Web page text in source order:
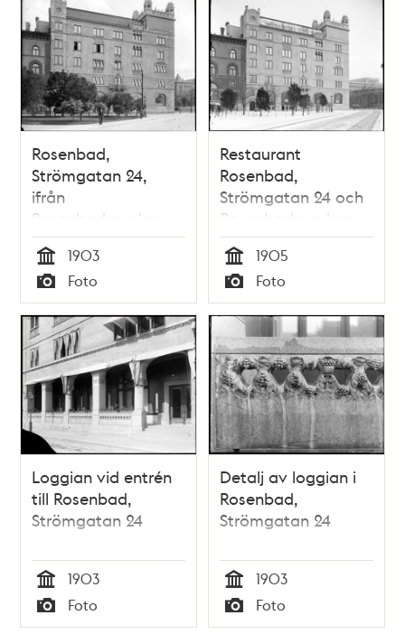
Rosenbad,
Strömgatan 24,
ifrån
Rosenbadsparken
Tid
1903
Typ
Foto
Restaurant
Rosenbad,
Strömgatan 24 och
Rosenbadsparken
Tid
1905
Typ
Foto
Loggian vid entrén
till Rosenbad,
Strömgatan 24
Tid
1903
Typ
Foto
Detalj av loggian i
Rosenbad,
Strömgatan 24
Tid
1903
Typ
Foto